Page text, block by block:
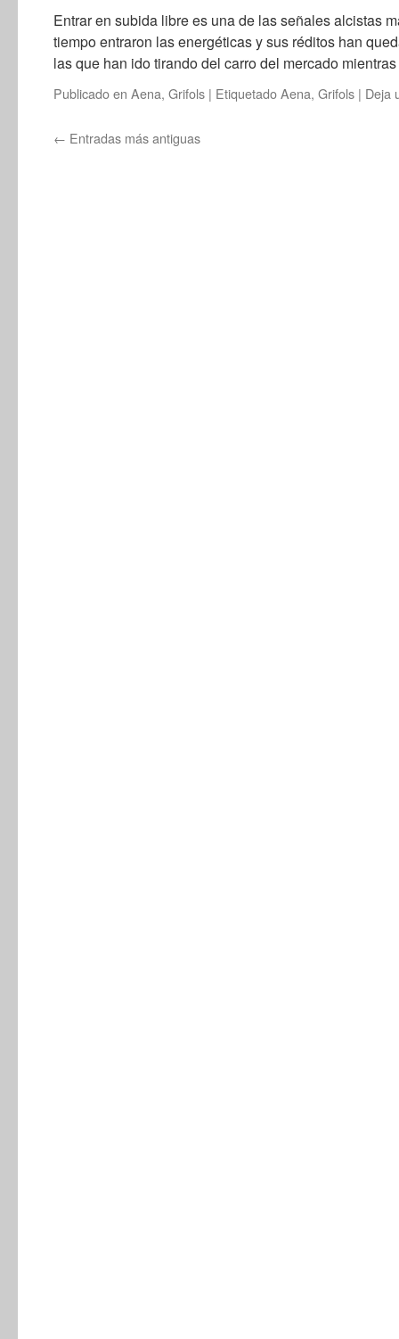
Entrar en subida libre es una de las señales alcistas
tiempo entraron las energéticas y sus réditos han
las que han ido tirando del carro del mercado
Publicado en Aena, Grifols | EtiquetadoAena, Grifols | Deja
← Entradas más antiguas